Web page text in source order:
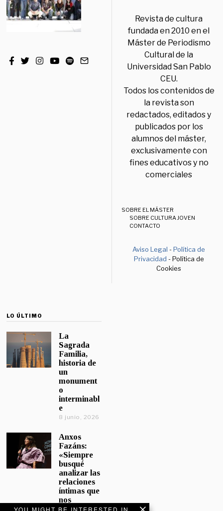
YOU MIGHT BE INTERESTED IN
Revista de cultura
fundada en 2010 en el
Máster de Periodismo
Cultural de la
Universidad San Pablo
CEU.
Todos los contenidos de
la revista son
redactados, editados y
publicados por los
alumnos del máster,
exclusivamente con
fines educativos y no
comerciales
SOBRE EL MÁSTER
SOBRE CULTURA JOVEN
CONTACTO
Aviso Legal -Política de
Privacidad - Política de
Cookies
LO ÚLTIMO
La
Sagrada
Familia,
historia de
un
monument
o
interminabl
e
8 junio, 2026
Anxos
Fazáns:
«Siempre
busqué
analizar las
relaciones
íntimas que
nos
afectan»